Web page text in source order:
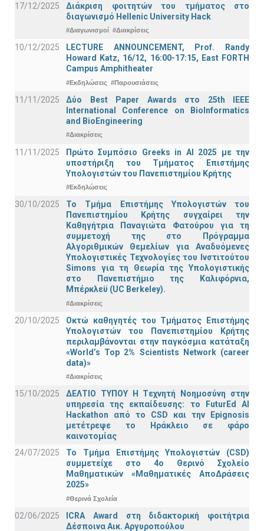
17/12/2025
Διάκριση φοιτητών του τμήματος στο
διαγωνισμό Hellenic University Hack
#Διαγωνισμοί #Διακρίσεις
10/12/2025
LECTURE ANNOUNCEMENT, Prof. Randy
Howard Katz, 16/12, 16:00-17:15, East FORTH
Campus Amphitheater
#Εκδηλώσεις #Παρουσιάσεις
11/11/2025
Δύο Best Paper Awards στο 25th IEEE
International Conference on BioInformatics
and BioEngineering
#Διακρίσεις
11/11/2025
Πρώτο Συμπόσιο Greeks in AI 2025 με την
υποστήριξη του Τμήματος Επιστήμης
Υπολογιστών του Πανεπιστημίου Κρήτης
#Εκδηλώσεις
30/10/2025
Το Τμήμα Επιστήμης Υπολογιστών του
Πανεπιστημίου Κρήτης συγχαίρει την
Καθηγήτρια Παναγιώτα Φατούρου για τη
συμμετοχή της στο Πρόγραμμα
Αλγοριθμικών Θεμελίων για Αναδυόμενες
Υπολογιστικές Τεχνολογίες του Ινστιτούτου
Simons για τη Θεωρία της Υπολογιστικής
στο Πανεπιστήμιο της Καλιφόρνια,
Μπέρκλεϋ (UC Berkeley).
#Διακρίσεις
20/10/2025
Οκτώ καθηγητές του Τμήματος Επιστήμης
Υπολογιστών του Πανεπιστημίου Κρήτης
περιλαμβάνονται στην παγκόσμια κατάταξη
«World’s Top 2% Scientists Network (career
data)»
#Διακρίσεις
15/10/2025
ΔΕΛΤΙΟ ΤΥΠΟΥ H Tεχνητή Νοημοσύνη στην
υπηρεσία της εκπαίδευσης: το FuturEd AI
Hackathon από το CSD και την Epignosis
μετέτρεψε το Ηράκλειο σε φάρο
καινοτομίας
24/07/2025
Το Τμήμα Επιστήμης Υπολογιστών (CSD)
συμμετείχε στο 4ο Θερινό Σχολείο
Μαθηματικών «Μαθηματικές ΑποΔράσεις
2025»
#Θερινά Σχολεία
02/06/2025
ICRA Award στη διδακτορική φοιτήτρια
Δέσποινα Αικ. Αργυροπούλου